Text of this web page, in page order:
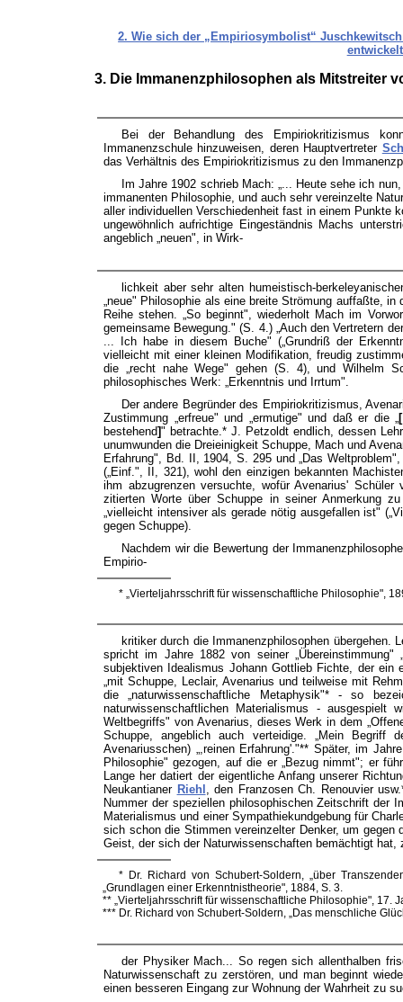
2. Wie sich der „Empiriosymbolist“
3. Die Immanenzphilosophen als Mitstreiter
Bei der Behandlung des Empiriokritizismus
Immanenzschule hinzuweisen, deren Hauptvertreter
das Verhältnis des Empiriokritizismus zu den
Im Jahre 1902 schrieb Mach: „... Heute sehe ich
immanenten Philosophie, und auch sehr vereinzelte
aller individuellen Verschiedenheit fast in einem Punkte
ungewöhnlich aufrichtige Eingeständnis Machs
angeblich „neuen", in Wirk-
lichkeit aber sehr alten humeistisch-
„neue" Philosophie als eine breite Strömung auffaßte,
Reihe stehen. „So beginnt", wiederholt Mach im
gemeinsame Bewegung." (S. 4.) „Auch den Vertretern
... Ich habe in diesem Buche" („Grundriß der
vielleicht mit einer kleinen Modifikation, freudig
die „recht nahe Wege" gehen (S. 4), und Wilhelm
philosophisches Werk: „Erkenntnis und Irrtum".
Der andere Begründer des Empiriokritizismus,
Zustimmung „erfreue" und „ermutige" und daß er die „[
bestehend]" betrachte.* J. Petzoldt endlich, dessen
unumwunden die Dreieinigkeit Schuppe, Mach und
Erfahrung", Bd. II, 1904, S. 295 und „Das
(„Einf.", II, 321), wohl den einzigen bekannten
ihm abzugrenzen versuchte, wofür Avenarius'
zitierten Worte über Schuppe in seiner Anmerkung
„vielleicht intensiver als gerade nötig ausgefallen ist"
gegen Schuppe).
Nachdem wir die Bewertung der
Empirio-
* „Vierteljahrsschrift für wissenschaftliche Philosophie",
kritiker durch die Immanenzphilosophen übergehen.
spricht im Jahre 1882 von seiner
subjektiven Idealismus Johann Gottlieb Fichte, der ein
„mit Schuppe, Leclair, Avenarius und teilweise mit
die „naturwissenschaftliche Metaphysik"* - so
naturwissenschaftlichen Materialismus - ausgespielt
Weltbegriffs" von Avenarius, dieses Werk in dem
Schuppe, angeblich auch verteidige. „Mein Begriff
Avenariusschen) „,reinen Erfahrung'."** Später, im
Philosophie" gezogen, auf die er „Bezug nimmt"; er
Lange her datiert der eigentliche Anfang unserer
Neukantianer Riehl , den Franzosen Ch. Renouvier
Nummer der speziellen philosophischen Zeitschrift der
Materialismus und einer Sympathiekundgebung für
sich schon die Stimmen vereinzelter Denker, um gegen
Geist, der sich der Naturwissenschaften bemächtigt hat,
* Dr. Richard von Schubert-Soldern, „über
„Grundlagen einer Erkenntnistheorie", 1884, S. 3.
** „Vierteljahrsschrift für wissenschaftliche Philosophie", 17.
*** Dr. Richard von Schubert-Soldern, „Das menschliche
der Physiker Mach... So regen sich allenthalben
Naturwissenschaft zu zerstören, und man beginnt
einen besseren Eingang zur Wohnung der Wahrheit zu